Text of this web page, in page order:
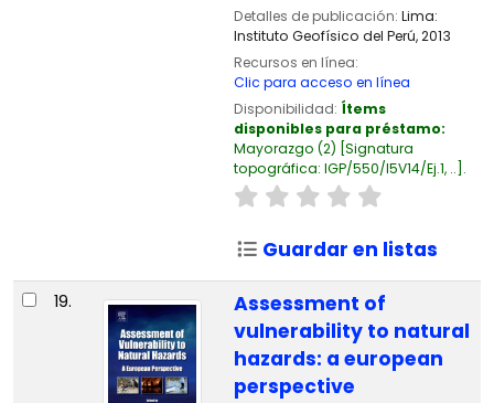
Detalles de publicación: Lima:
Instituto Geofísico del Perú,2013
Recursos en línea:
Clic para acceso en línea
Disponibilidad: Ítems
disponibles para préstamo:
Mayorazgo (2) Signatura
topográfica: IGP/550/I5V14/Ej.1, .. .
Guardar en listas
19.
Assessment of
vulnerability to natural
hazards: a european
perspective